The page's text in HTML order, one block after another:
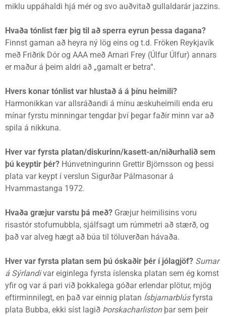
miklu uppáhaldi hjá mér og svo auðvitað gullaldarár jazzins.
Hvaða tónlist fær þig til að sperra eyrun þessa dagana?
Finnst gaman að heyra ný lög eins og t.d. Fröken Reykjavík
með Friðrik Dór og AAA með Arnari Frey (Úlfur Úlfur) annars
er maður á þeim aldri að „gamalt er betra“.
Hvers konar tónlist var hlustað á á þínu heimili?
Harmonikkan var allsráðandi á mínu æskuheimili enda eru
mínar fyrstu minningar tengdar því þegar faðir minn var að
spila á nikkuna.
Hver var fyrsta platan/diskurinn/kasett-an/niðurhalið sem
þú keyptir þér? Húnvetningurinn Grettir Björnsson og þessi
plata var keypt í verslun Sigurðar Pálmasonar á
Hvammastanga 1972.
Hvaða græjur varstu þá með? Græjur heimilisins voru
risastór stofumubbla, sjálfsagt um rúmmetri að stærð, og
það var alveg hægt að búa til töluverðan hávaða.
Hver var fyrsta platan sem þú óskaðir þér í jólagjöf? Sumar
á Sýrlandivar eiginlega fyrsta íslenska platan sem ég komst
yfir og var á pari við þokkalega góðar erlendar plötur, mjög
eftirminnilegt, en það var einnig platan Ísbjarnarblúsfyrsta
plata Bubba, ekki síst lagið Þorskacharlistonþar sem þeir